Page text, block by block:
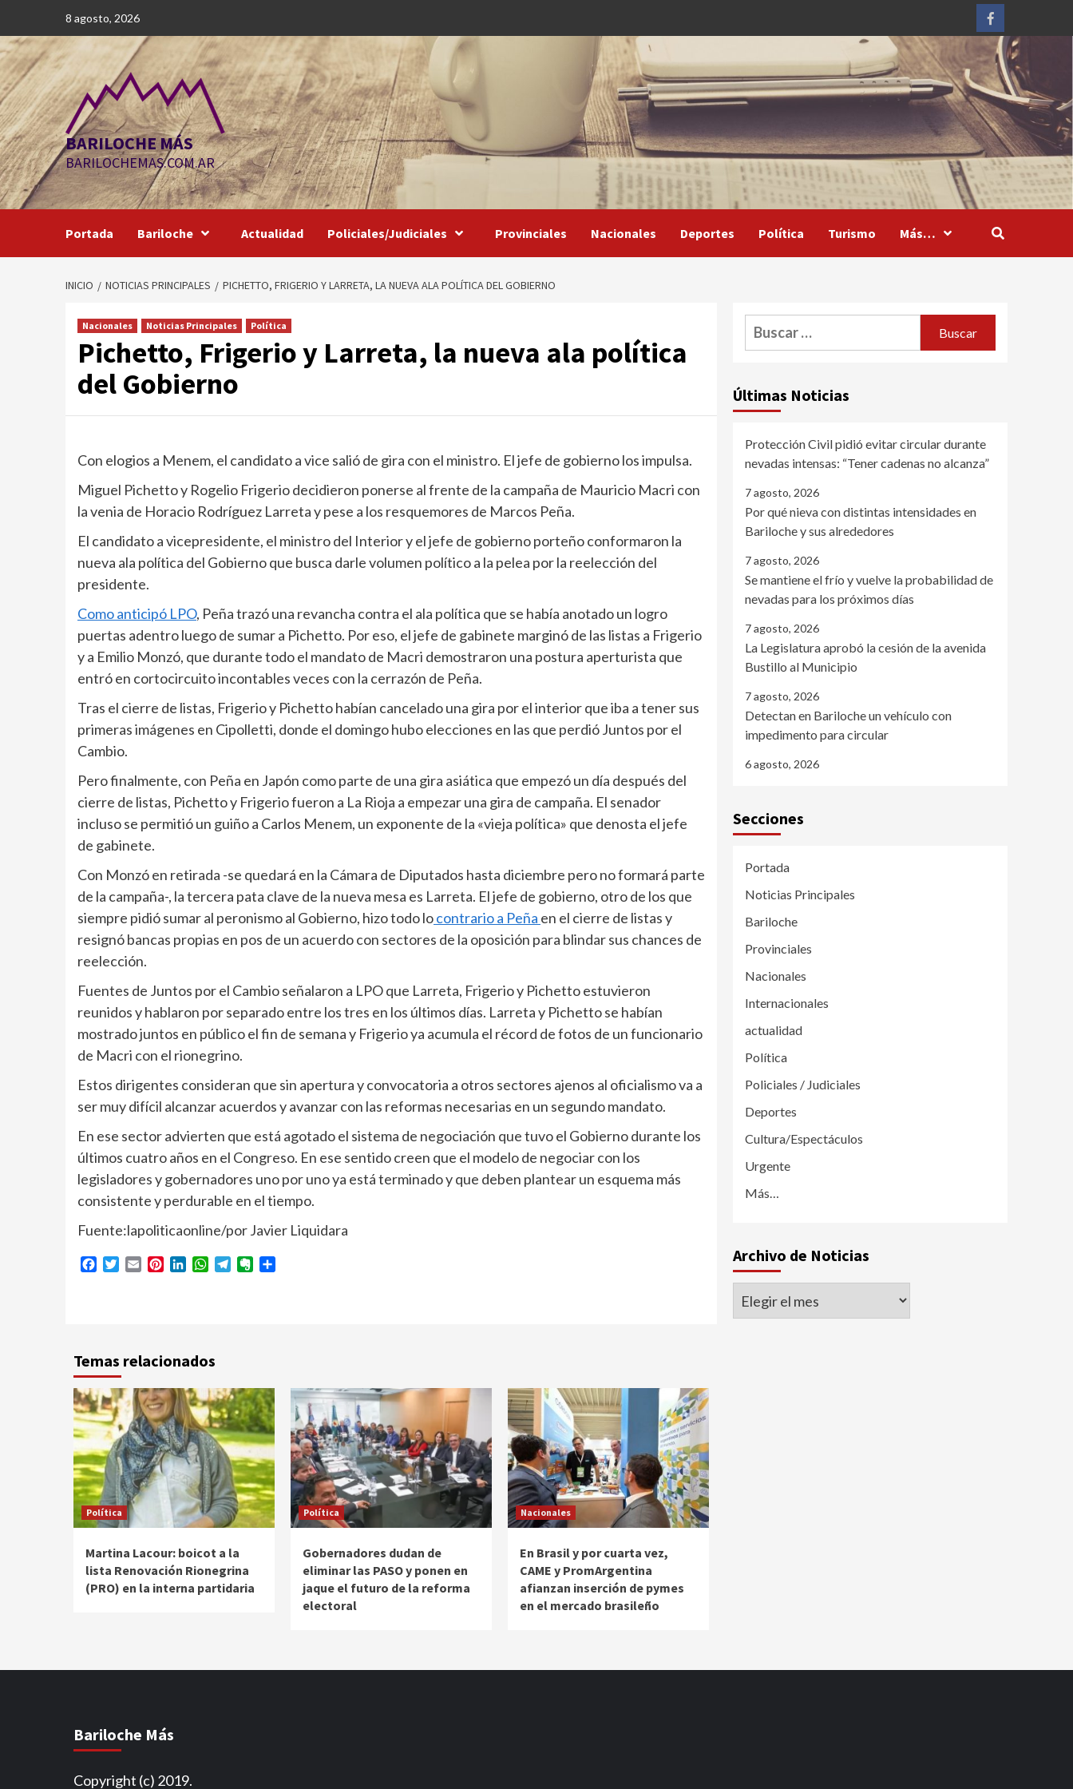
contenido
8 agosto, 2026
Facebook
BARILOCHE MÁS
BARILOCHEMAS.COM.AR
Portada Bariloche Actualidad Policiales/Judiciales Provinciales Nacionales Deportes Política Turismo Más…
INICIO NOTICIAS PRINCIPALES PICHETTO, FRIGERIO Y LARRETA, LA NUEVA ALA POLÍTICA DEL GOBIERNO
Nacionales Noticias Principales Política
Pichetto, Frigerio y Larreta, la nueva ala política
del Gobierno
Con elogios a Menem, el candidato a vice salió de gira con el ministro. El jefe de gobierno los impulsa.
Miguel Pichetto y Rogelio Frigerio decidieron ponerse al frente de la campaña de Mauricio Macri con
la venia de Horacio Rodríguez Larreta y pese a los resquemores de Marcos Peña.
El candidato a vicepresidente, el ministro del Interior y el jefe de gobierno porteño conformaron la
nueva ala política del Gobierno que busca darle volumen político a la pelea por la reelección del
presidente.
Como anticipó LPO, Peña trazó una revancha contra el ala política que se había anotado un logro
puertas adentro luego de sumar a Pichetto. Por eso, el jefe de gabinete marginó de las listas a Frigerio
y a Emilio Monzó, que durante todo el mandato de Macri demostraron una postura aperturista que
entró en cortocircuito incontables veces con la cerrazón de Peña.
Tras el cierre de listas, Frigerio y Pichetto habían cancelado una gira por el interior que iba a tener sus
primeras imágenes en Cipolletti, donde el domingo hubo elecciones en las que perdió Juntos por el
Cambio.
Pero finalmente, con Peña en Japón como parte de una gira asiática que empezó un día después del
cierre de listas, Pichetto y Frigerio fueron a La Rioja a empezar una gira de campaña. El senador
incluso se permitió un guiño a Carlos Menem, un exponente de la «vieja política» que denosta el jefe
de gabinete.
Con Monzó en retirada -se quedará en la Cámara de Diputados hasta diciembre pero no formará parte
de la campaña-, la tercera pata clave de la nueva mesa es Larreta. El jefe de gobierno, otro de los que
siempre pidió sumar al peronismo al Gobierno, hizo todo locontrario a Peña en el cierre de listas y
resignó bancas propias en pos de un acuerdo con sectores de la oposición para blindar sus chances de
reelección.
Fuentes de Juntos por el Cambio señalaron a LPO que Larreta, Frigerio y Pichetto estuvieron
reunidos y hablaron por separado entre los tres en los últimos días. Larreta y Pichetto se habían
mostrado juntos en público el fin de semana y Frigerio ya acumula el récord de fotos de un funcionario
de Macri con el rionegrino.
Estos dirigentes consideran que sin apertura y convocatoria a otros sectores ajenos al oficialismo va a
ser muy difícil alcanzar acuerdos y avanzar con las reformas necesarias en un segundo mandato.
En ese sector advierten que está agotado el sistema de negociación que tuvo el Gobierno durante los
últimos cuatro años en el Congreso. En ese sentido creen que el modelo de negociar con los
legisladores y gobernadores uno por uno ya está terminado y que deben plantear un esquema más
consistente y perdurable en el tiempo.
Fuente:lapoliticaonline/por Javier Liquidara
Facebook
Twitter
Email PinterestLinkedInWhatsApp
TelegramEvernote
Temas relacionados
Política
Martina Lacour: boicot a la
lista Renovación Rionegrina
(PRO) en la interna partidaria
Política
Gobernadores dudan de
eliminar las PASO y ponen en
jaque el futuro de la reforma
electoral
Nacionales
En Brasil y por cuarta vez,
CAME y PromArgentina
afianzan inserción de pymes
en el mercado brasileño
Buscar:
Últimas Noticias
Protección Civil pidió evitar circular durante
nevadas intensas: “Tener cadenas no alcanza”
7 agosto, 2026
Por qué nieva con distintas intensidades en
Bariloche y sus alrededores
7 agosto, 2026
Se mantiene el frío y vuelve la probabilidad de
nevadas para los próximos días
7 agosto, 2026
La Legislatura aprobó la cesión de la avenida
Bustillo al Municipio
7 agosto, 2026
Detectan en Bariloche un vehículo con
impedimento para circular
6 agosto, 2026
Secciones
Portada
Noticias Principales
Bariloche
Provinciales
Nacionales
Internacionales
actualidad
Política
Policiales / Judiciales
Deportes
Cultura/Espectáculos
Urgente
Más…
Archivo de Noticias
Archivo
Bariloche Más
Copyright (c) 2019.